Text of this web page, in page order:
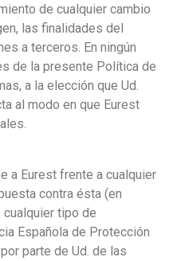
de cualquier cambio
las finalidades del
a terceros. En ningún
de la presente Política de
a la elección que Ud.
al modo en que Eurest
a Eurest frente a cualquier
contra ésta (en
tipo de
Española de Protección
parte de Ud. de las